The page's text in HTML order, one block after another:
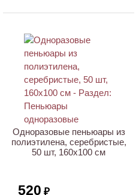
Одноразовые пеньюары из
полиэтилена, серебристые,
50 шт, 160х100 см
520 ₽